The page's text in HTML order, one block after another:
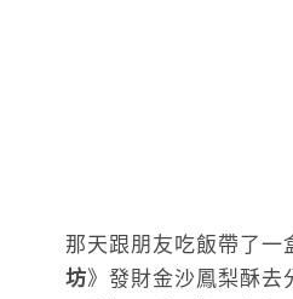
那天跟朋友吃飯帶了一
坊》發財金沙鳳梨酥去